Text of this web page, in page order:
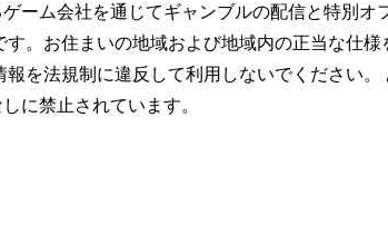
ーム会社を通じてギャンブルの配信と特別オ
。お住まいの地域および地域内の正当な仕様
を法規制に違反して利用しないでください。
に禁止されています。